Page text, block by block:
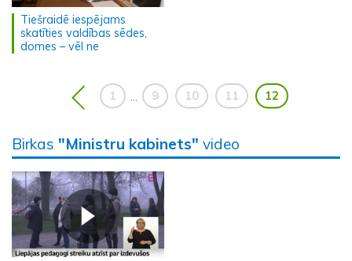
Tiešraidē iespējams
skatīties valdības sēdes,
domes – vēl ne
1 9 10 11 12
Birkas "Ministru kabinets" video